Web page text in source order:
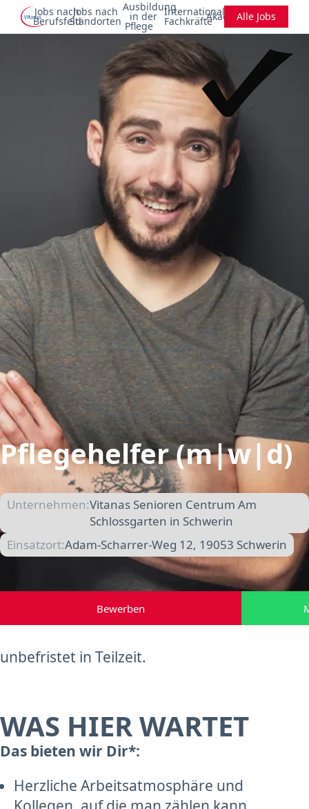
Jobs nach
Berufsfeld
Jobs nach
Standorten
Ausbildung
in der
Pflege
Internationale
FachkräfteAkademieAlle Jobs
Pflegehelfer (m|w|d)
Unternehmen:Vitanas Senioren Centrum Am
Schlossgarten in Schwerin
Einsatzort:Adam-Scharrer-Weg 12, 19053 Schwerin
Bewerben
unbefristet in Teilzeit.
WAS HIER WARTET
Das bieten wir Dir*:
Herzliche Arbeitsatmosphäre und